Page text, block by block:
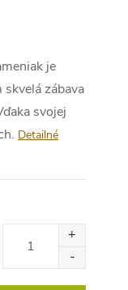
je
zábava
svojej
Detailné